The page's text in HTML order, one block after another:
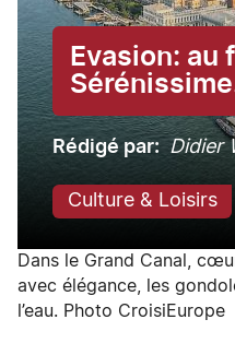
Evasion: au
Rédigé par Didier
Culture & Loisirs
Dans le Grand Canal,
avec élégance, les
l’eau. Photo CroisiEurope